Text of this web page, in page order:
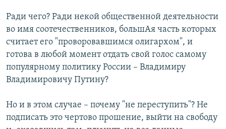
Ради чего? Ради некой общественной деятельности
во имя соотечественников, большАя часть которых
считает его "проворовавшимся олигархом", и
готова в любой момент отдать свой голос самому
популярному политику России – Владимиру
Владимировичу Путину?
Но и в этом случае – почему "не переступить"? Не
подписать это чертово прошение, выйти на свободу